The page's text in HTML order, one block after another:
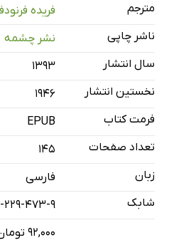
مسئله‌ی تقصیر
پیش‌گفتار
بخش اول: طرح کلی تمایزها
بند 3. خشونت، حق، بخشایش
بند 4. چه کسی حکم می‌کند و
حکم است؟
مترجم
فریده
ناشر چاپی
نشر چشمه
سال انتشار
۱۳۹۳
نخستین انتشار
1946
فرمت کتاب
EPUB
تعداد صفحات
145
زبان
فارسی
شابک
229-473-9
۹۲,۰۰۰ تومان